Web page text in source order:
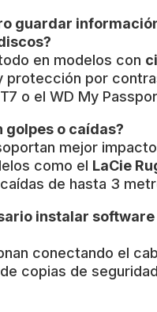
guardar
en modelos con
protección por
o el WD My
golpes o caídas?
mejor
como el LaCie
de hasta 3
instalar
conectando el
copias de